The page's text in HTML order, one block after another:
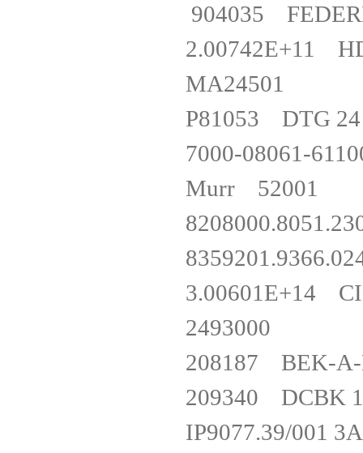
904035
2.00742E+11
MA24501
P81053 DTG
7000-08061-
Murr 52001
3.00601E+14
2493000
208187 BEK-
209340
IP9077.39/001